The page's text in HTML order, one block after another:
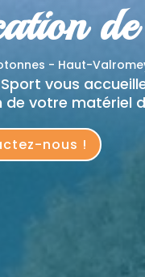
- Haut-
vous
de votre matériel
nous !